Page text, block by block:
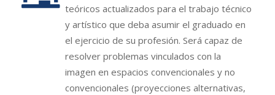
teóricos actualizados para el trabajo técnico
y artístico que deba asumir el graduado en
el ejercicio de su profesión. Será capaz de
resolver problemas vinculados con la
imagen en espacios convencionales y no
convencionales (proyecciones alternativas,